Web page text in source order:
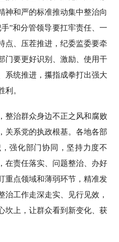
神和严的标准推动集中整治向
”和分管领导要扛牢责任、一
点、压茬推进，纪委监委要牵
门要更好识别、激励、使用干
系统推进，攥指成拳打出强大
利。
整治群众身边不正之风和腐败
关系党的执政根基。各地各部
强化部门协同，坚持力度不
在责任落实、问题整治、办好
重点领域和薄弱环节，精准发
治工作走深走实、见行见效，
坎上，让群众看到新变化、获